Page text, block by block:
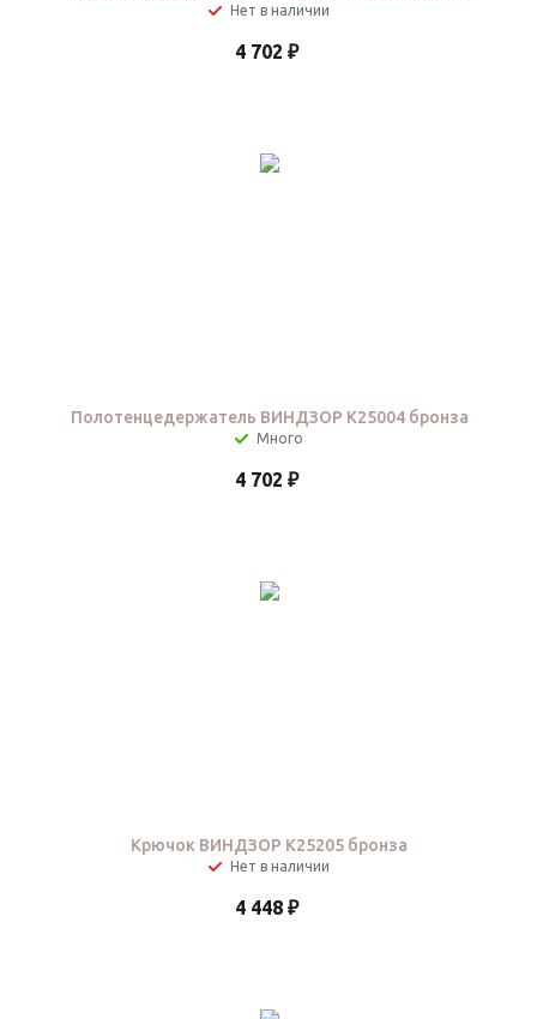
Нет в наличии
4 702 ₽
Полотенцедержатель ВИНДЗОР K25004 бронза
4 702 ₽
Крючок ВИНДЗОР K25205 бронза
Нет в наличии
4 448 ₽